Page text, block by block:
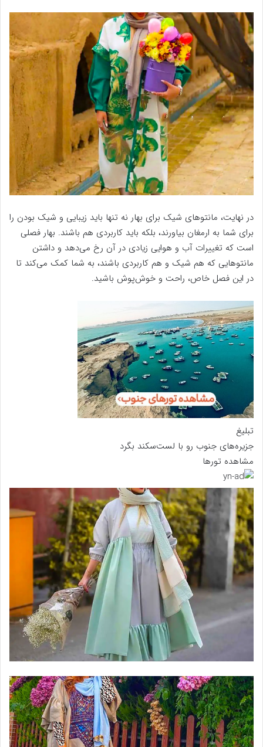
در نهایت، مانتوهای شیک برای بهار نه تنها باید زیبایی و شیک بودن را
برای شما به ارمغان بیاورند، بلکه باید کاربردی هم باشند. بهار فصلی
است که تغییرات آب و هوایی زیادی در آن رخ می‌دهد و داشتن
مانتوهایی که هم شیک و هم کاربردی باشند، به شما کمک می‌کند تا
در این فصل خاص، راحت و خوش‌پوش باشید.
تبلیغ
جزیره‌های جنوب رو با لست‌سکند بگرد
مشاهده تورها